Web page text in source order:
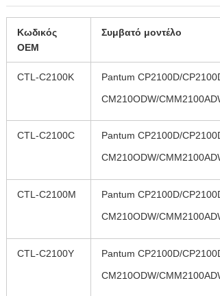
Κωδικός
OEM
Συμβατό μοντέλο
CTL-C2100K
Pantum CP2100D/
CM210ODW/
CTL-C2100C
Pantum CP2100D/
CM210ODW/
CTL-C2100M
Pantum CP2100D/
CM210ODW/
CTL-C2100Y
Pantum CP2100D/
CM210ODW/